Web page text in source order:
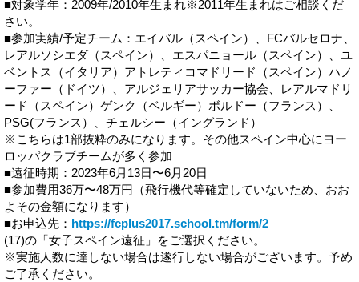
■対象学年：2009年/2010年生まれ※2011年生まれはご相談くだ
さい。
■参加実績/予定チーム：エイバル（スペイン）、FCバルセロナ、
レアルソシエダ（スペイン）、エスパニョール（スペイン）、ユ
ベントス（イタリア）アトレティコマドリード（スペイン）ハノ
ーファー（ドイツ）、アルジェリアサッカー協会、レアルマドリ
ード（スペイン）ゲンク（ベルギー）ボルドー（フランス）、
PSG(フランス）、チェルシー（イングランド）
※こちらは1部抜粋のみになります。その他スペイン中心にヨー
ロッパクラブチームが多く参加
■遠征時期：2023年6月13日〜6月20日
■参加費用36万〜48万円（飛行機代等確定していないため、おお
よその金額になります）
■お申込先： https://fcplus2017.school.tm/form/2
(17)の「女子スペイン遠征」をご選択ください。
※実施人数に達しない場合は遂行しない場合がございます。予め
ご了承ください。